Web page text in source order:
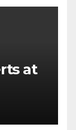
at